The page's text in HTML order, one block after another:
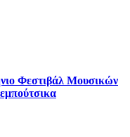
Φεστιβάλ Μουσικών